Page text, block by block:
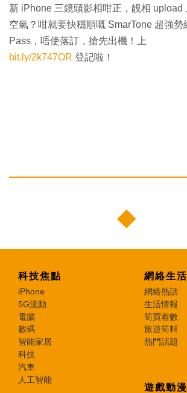
新 iPhone 三鏡頭影相咁正，靚相 upload
空氣？咁就要快穩順嘅 SmarTone 超強
Pass，唔使落訂，搶先出機！上
bit.ly/2k747OR 登記啦！
科技焦點
iPhone
5G流動
電腦
數碼
智能家居
科技
汽車
人工智能
網絡生活
網絡熱話
生活情報
筍買着數
旅遊筍料
熱門話題
遊戲動漫